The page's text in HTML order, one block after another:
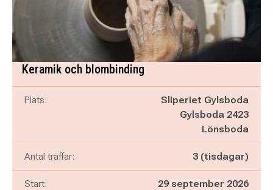
Keramik och blombinding
Plats:
Sliperiet Gylsboda
Gylsboda 2423
Lönsboda
Antal träffar: 3 (tisdagar)
Start: 29 september 2026